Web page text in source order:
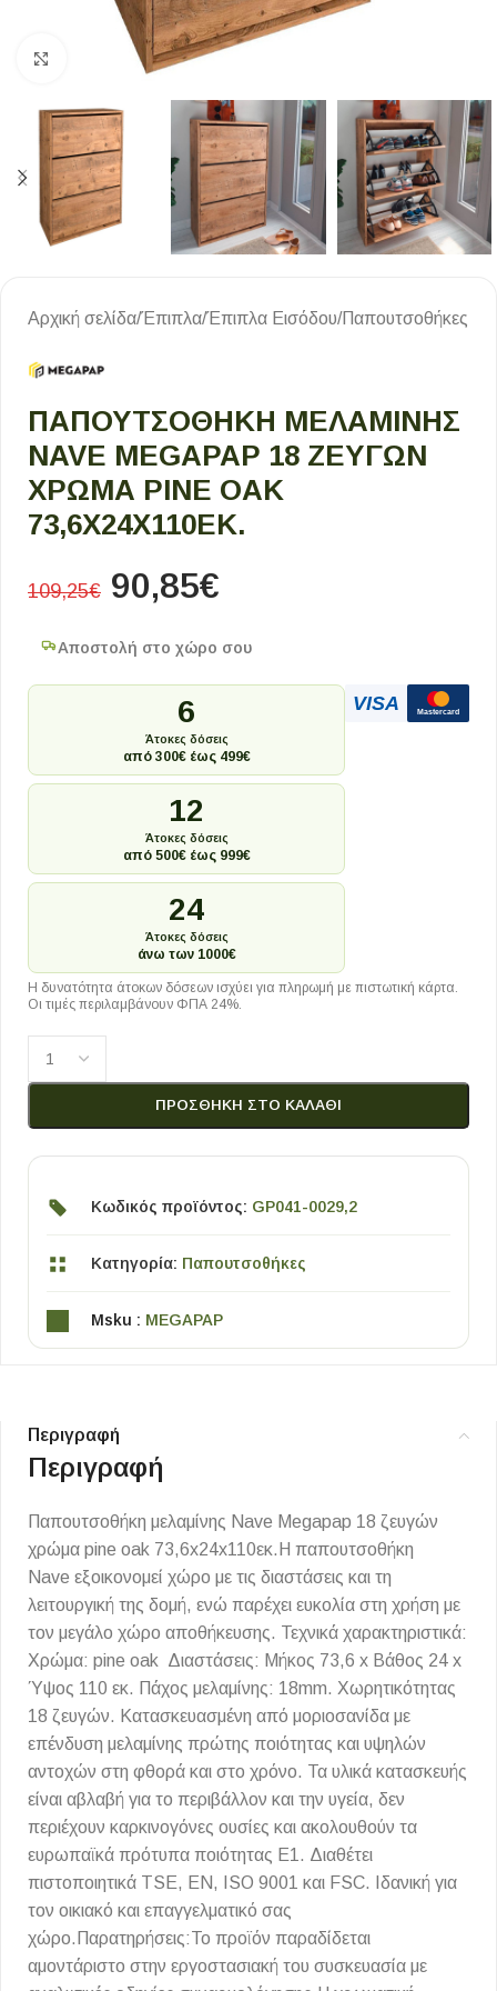
Κλικ για μεγέθυνση
Αρχική σελίδα/Έπιπλα/Έπιπλα Εισόδου/Παπουτσοθήκες
ΠΑΠΟΥΤΣΟΘΉΚΗ ΜΕΛΑΜΊΝΗΣ
NAVE MEGAPAP 18 ΖΕΥΓΏΝ
ΧΡΏΜΑ PINE OAK
73,6X24X110ΕΚ.
109,25€ 90,85€
Αποστολή στο χώρο σου
6
Άτοκες δόσεις
από 300€ έως 499€
12
Άτοκες δόσεις
από 500€ έως 999€
24
Άτοκες δόσεις
άνω των 1000€
VISA Mastercard
Η δυνατότητα άτοκων δόσεων ισχύει για πληρωμή με πιστωτική κάρτα.
Οι τιμές περιλαμβάνουν ΦΠΑ 24%.
ΠΡΟΣΘΉΚΗ ΣΤΟ ΚΑΛΆΘΙ
Κωδικός προϊόντος: GP041-0029,2
Κατηγορία: Παπουτσοθήκες
Msku : MEGAPAP
Περιγραφή
Περιγραφή
Παπουτσοθήκη μελαμίνης Nave Megapap 18 ζευγών
χρώμα pine oak 73,6x24x110εκ.Η παπουτσοθήκη
Nave εξοικονομεί χώρο με τις διαστάσεις και τη
λειτουργική της δομή, ενώ παρέχει ευκολία στη χρήση με
τον μεγάλο χώρο αποθήκευσης. Τεχνικά χαρακτηριστικά:
Χρώμα: pine oak Διαστάσεις: Μήκος 73,6 x Βάθος 24 x
Ύψος 110 εκ. Πάχος μελαμίνης: 18mm. Χωρητικότητας
18 ζευγών. Κατασκευασμένη από μοριοσανίδα με
επένδυση μελαμίνης πρώτης ποιότητας και υψηλών
αντοχών στη φθορά και στο χρόνο. Τα υλικά κατασκευής
είναι αβλαβή για το περιβάλλον και την υγεία, δεν
περιέχουν καρκινογόνες ουσίες και ακολουθούν τα
ευρωπαϊκά πρότυπα ποιότητας Ε1. Διαθέτει
πιστοποιητικά TSE, EN, ISO 9001 και FSC. Ιδανική για
τον οικιακό και επαγγελματικό σας
χώρο.Παρατηρήσεις:Το προϊόν παραδίδεται
αμοντάριστο στην εργοστασιακή του συσκευασία με